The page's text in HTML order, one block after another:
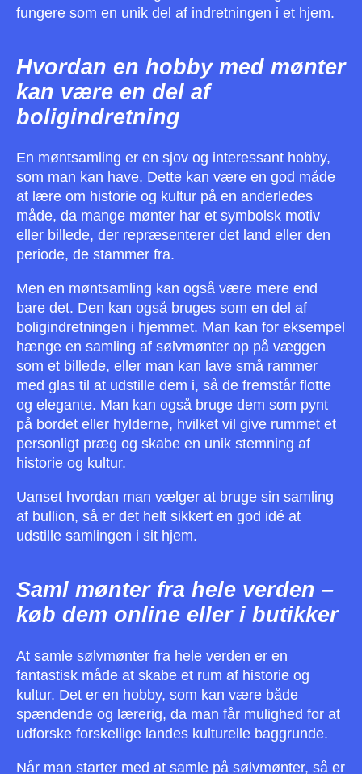
fungere som en unik del af indretningen i et hjem.
Hvordan en hobby med mønter
kan være en del af
boligindretning
En møntsamling er en sjov og interessant hobby,
som man kan have. Dette kan være en god måde
at lære om historie og kultur på en anderledes
måde, da mange mønter har et symbolsk motiv
eller billede, der repræsenterer det land eller den
periode, de stammer fra.
Men en møntsamling kan også være mere end
bare det. Den kan også bruges som en del af
boligindretningen i hjemmet. Man kan for eksempel
hænge en samling af sølvmønter op på væggen
som et billede, eller man kan lave små rammer
med glas til at udstille dem i, så de fremstår flotte
og elegante. Man kan også bruge dem som pynt
på bordet eller hylderne, hvilket vil give rummet et
personligt præg og skabe en unik stemning af
historie og kultur.
Uanset hvordan man vælger at bruge sin samling
af bullion, så er det helt sikkert en god idé at
udstille samlingen i sit hjem.
Saml mønter fra hele verden –
køb dem online eller i butikker
At samle sølvmønter fra hele verden er en
fantastisk måde at skabe et rum af historie og
kultur. Det er en hobby, som kan være både
spændende og lærerig, da man får mulighed for at
udforske forskellige landes kulturelle baggrunde.
Når man starter med at samle på sølvmønter, så er